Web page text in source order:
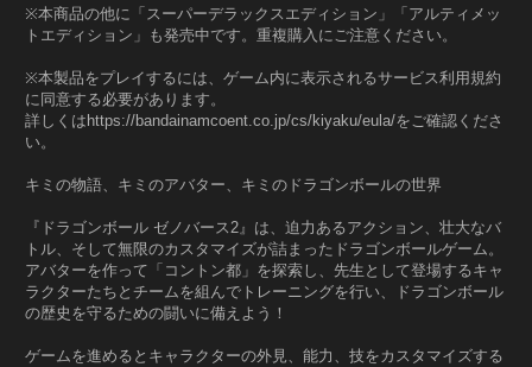
※本商品の他に「スーパーデラックスエディション」「アルティメッ
トエディション」も発売中です。重複購入にご注意ください。
※本製品をプレイするには、ゲーム内に表示されるサービス利用規約
に同意する必要があります。
詳しくはhttps://bandainamcoent.co.jp/cs/kiyaku/eula/をご確認くださ
い。
キミの物語、キミのアバター、キミのドラゴンボールの世界
『ドラゴンボール ゼノバース2』は、迫力あるアクション、壮大なバ
トル、そして無限のカスタマイズが詰まったドラゴンボールゲーム。
アバターを作って「コントン都」を探索し、先生として登場するキャ
ラクターたちとチームを組んでトレーニングを行い、ドラゴンボール
の歴史を守るための闘いに備えよう！
ゲームを進めるとキャラクターの外見、能力、技をカスタマイズする